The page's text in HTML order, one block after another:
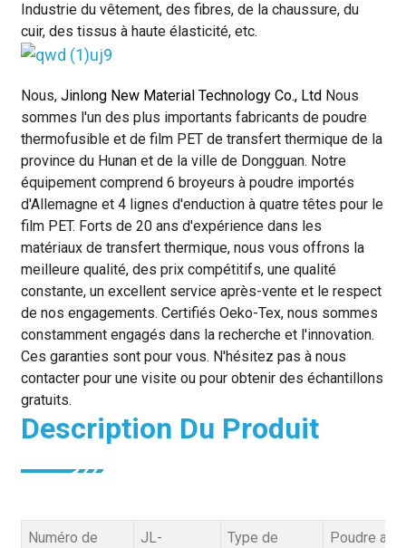
Industrie du vêtement, des fibres, de la chaussure, du
cuir, des tissus à haute élasticité, etc.
Nous, Jinlong New Material Technology Co., LtdNous
sommes l'un des plus importants fabricants de poudre
thermofusible et de film PET de transfert thermique de la
province du Hunan et de la ville de Dongguan. Notre
équipement comprend 6 broyeurs à poudre importés
d'Allemagne et 4 lignes d'enduction à quatre têtes pour le
film PET. Forts de 20 ans d'expérience dans les
matériaux de transfert thermique, nous vous offrons la
meilleure qualité, des prix compétitifs, une qualité
constante, un excellent service après-vente et le respect
de nos engagements. Certifiés Oeko-Tex, nous sommes
constamment engagés dans la recherche et l'innovation.
Ces garanties sont pour vous. N'hésitez pas à nous
contacter pour une visite ou pour obtenir des échantillons
gratuits.
Description Du Produit
Numéro de
JL-
Type de
Poudre